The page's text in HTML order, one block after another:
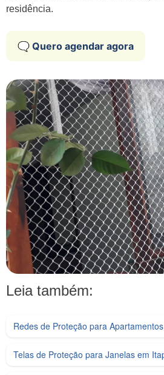
residência.
🗨️ Quero agendar agora
Leia também:
Redes de Proteção para
Telas de Proteção para Janelas em